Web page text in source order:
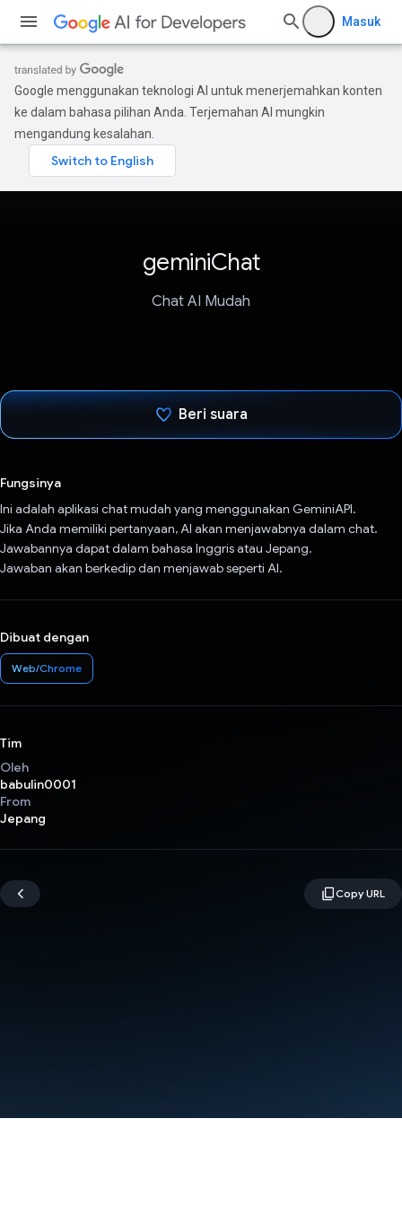
Masuk
Google menggunakan teknologi AI untuk menerjemahkan konten
ke dalam bahasa pilihan Anda. Terjemahan AI mungkin
mengandung kesalahan.
geminiChat
Chat AI Mudah
Beri suara
Fungsinya
Ini adalah aplikasi chat mudah yang menggunakan GeminiAPI.
Jika Anda memiliki pertanyaan, AI akan menjawabnya dalam chat.
Jawabannya dapat dalam bahasa Inggris atau Jepang.
Jawaban akan berkedip dan menjawab seperti AI.
Dibuat dengan
Web/Chrome
Tim
Oleh
babulin0001
From
Jepang